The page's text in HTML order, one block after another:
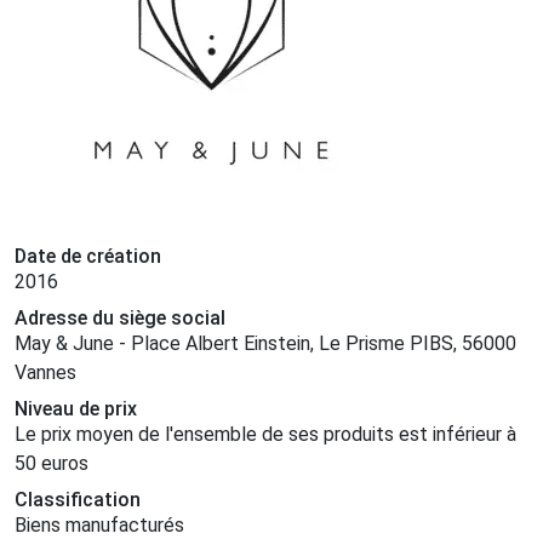
Date de création
2016
Adresse du siège social
May & June - Place Albert Einstein, Le Prisme PIBS, 56000
Vannes
Niveau de prix
Le prix moyen de l'ensemble de ses produits est inférieur à
50 euros
Classification
Biens manufacturés